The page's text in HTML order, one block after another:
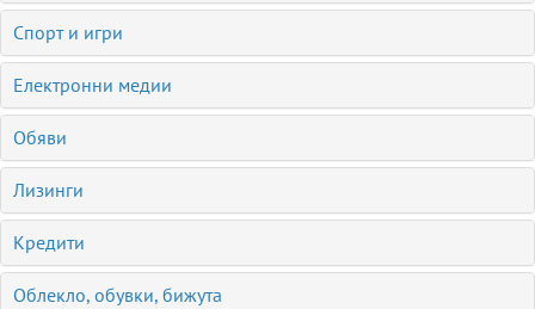
Спорт и игри
Електронни медии
Обяви
Лизинги
Кредити
Облекло, обувки, бижута